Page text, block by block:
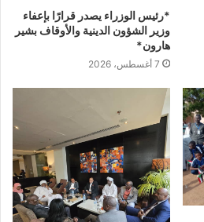
*رئيس الوزراء يصدر قرارًا بإعفاء
وزير الشؤون الدينية والأوقاف بشير
هارون*
7 أغسطس، 2026